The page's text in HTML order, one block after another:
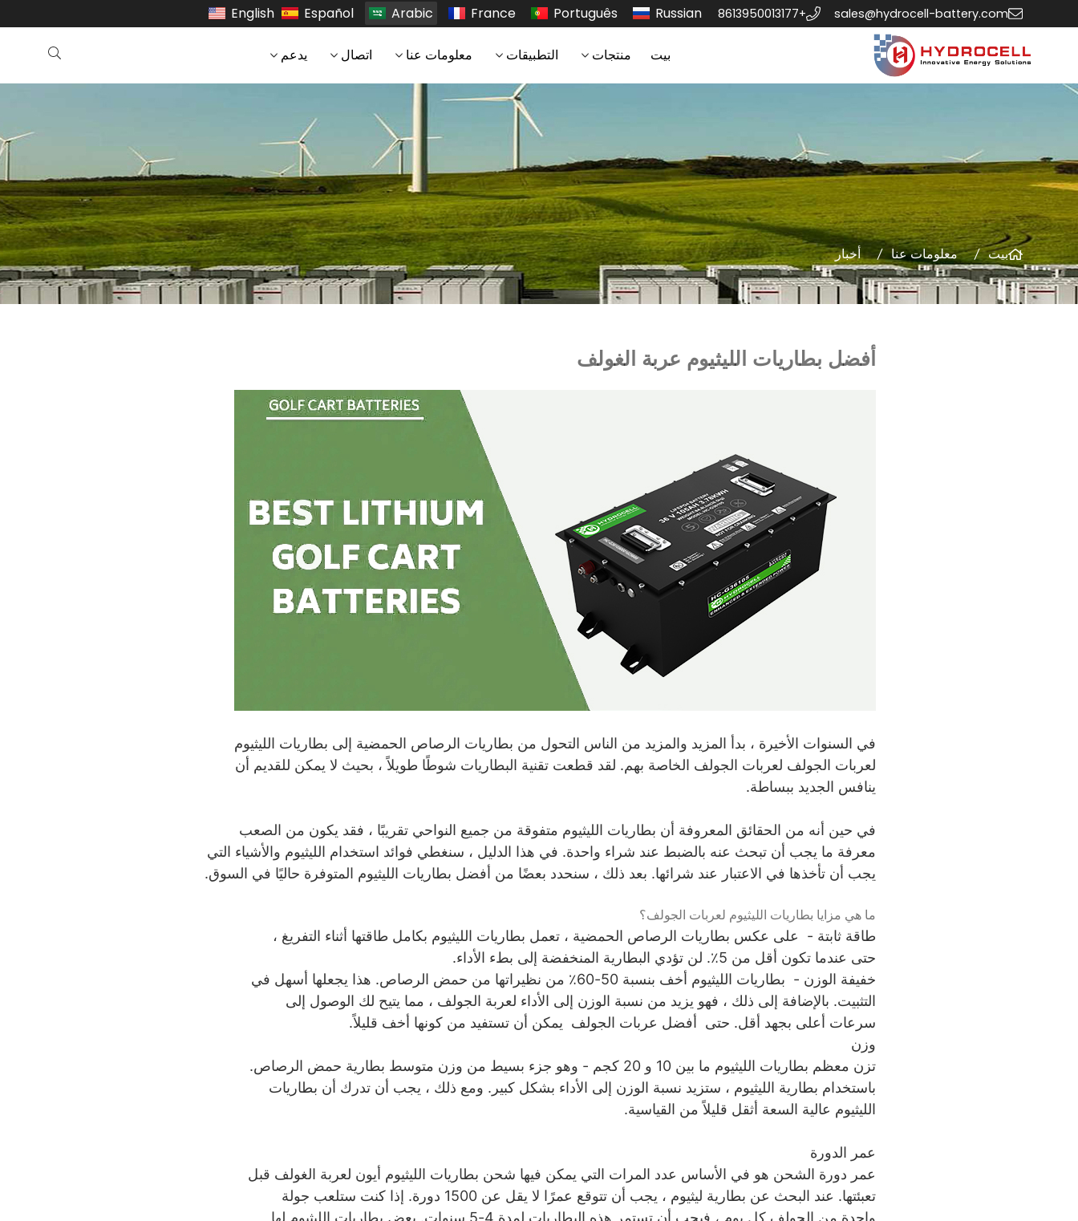
sales@hydrocell-battery.com
+8613950013177
English Español Arabic France Português Russian
بيت منتجات التطبيقات معلومات عنا اتصال يدعم
بيت معلومات عنا أخبار
أفضل بطاريات الليثيوم عربة الغولف
في السنوات الأخيرة ، بدأ المزيد والمزيد من الناس التحول من بطاريات الرصاص الحمضية إلى بطاريات الليثيوم
لعربات الجولف لعربات الجولف الخاصة بهم. لقد قطعت تقنية البطاريات شوطًا طويلاً ، بحيث لا يمكن للقديم أن
ينافس الجديد ببساطة.
في حين أنه من الحقائق المعروفة أن بطاريات الليثيوم متفوقة من جميع النواحي تقريبًا ، فقد يكون من الصعب
معرفة ما يجب أن تبحث عنه بالضبط عند شراء واحدة. في هذا الدليل ، سنغطي فوائد استخدام الليثيوم والأشياء التي
يجب أن تأخذها في الاعتبار عند شرائها. بعد ذلك ، سنحدد بعضًا من أفضل بطاريات الليثيوم المتوفرة حاليًا في السوق.
ما هي مزايا بطاريات الليثيوم لعربات الجولف؟
طاقة ثابتة - على عكس بطاريات الرصاص الحمضية ، تعمل بطاريات الليثيوم بكامل طاقتها أثناء التفريغ ،
حتى عندما تكون أقل من 5٪. لن تؤدي البطارية المنخفضة إلى بطء الأداء.
خفيفة الوزن - بطاريات الليثيوم أخف بنسبة 50-60٪ من نظيراتها من حمض الرصاص. هذا يجعلها أسهل في
التثبيت. بالإضافة إلى ذلك ، فهو يزيد من نسبة الوزن إلى الأداء لعربة الجولف ، مما يتيح لك الوصول إلى
سرعات أعلى بجهد أقل. حتى أفضل عربات الجولف يمكن أن تستفيد من كونها أخف قليلاً.
وزن
تزن معظم بطاريات الليثيوم ما بين 10 و 20 كجم - وهو جزء بسيط من وزن متوسط ​​بطارية حمض الرصاص.
باستخدام بطارية الليثيوم ، ستزيد نسبة الوزن إلى الأداء بشكل كبير. ومع ذلك ، يجب أن تدرك أن بطاريات
الليثيوم عالية السعة أثقل قليلاً من القياسية.
عمر الدورة
عمر دورة الشحن هو في الأساس عدد المرات التي يمكن فيها شحن بطاريات الليثيوم أيون لعربة الغولف قبل
تعبئتها. عند البحث عن بطارية ليثيوم ، يجب أن تتوقع عمرًا لا يقل عن 1500 دورة. إذا كنت ستلعب جولة
واحدة من الجولف كل يوم ، فيجب أن تستمر هذه البطاريات لمدة 4-5 سنوات. بعض بطاريات الليثيوم لها